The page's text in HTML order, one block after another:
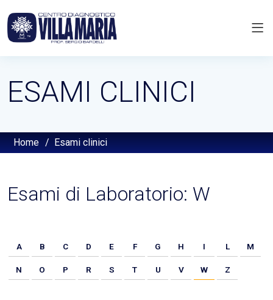
ESAMI CLINICI
Home / Esami clinici
Esami di Laboratorio: W
A B C D E F G H I L M
N O P R S T U V W Z